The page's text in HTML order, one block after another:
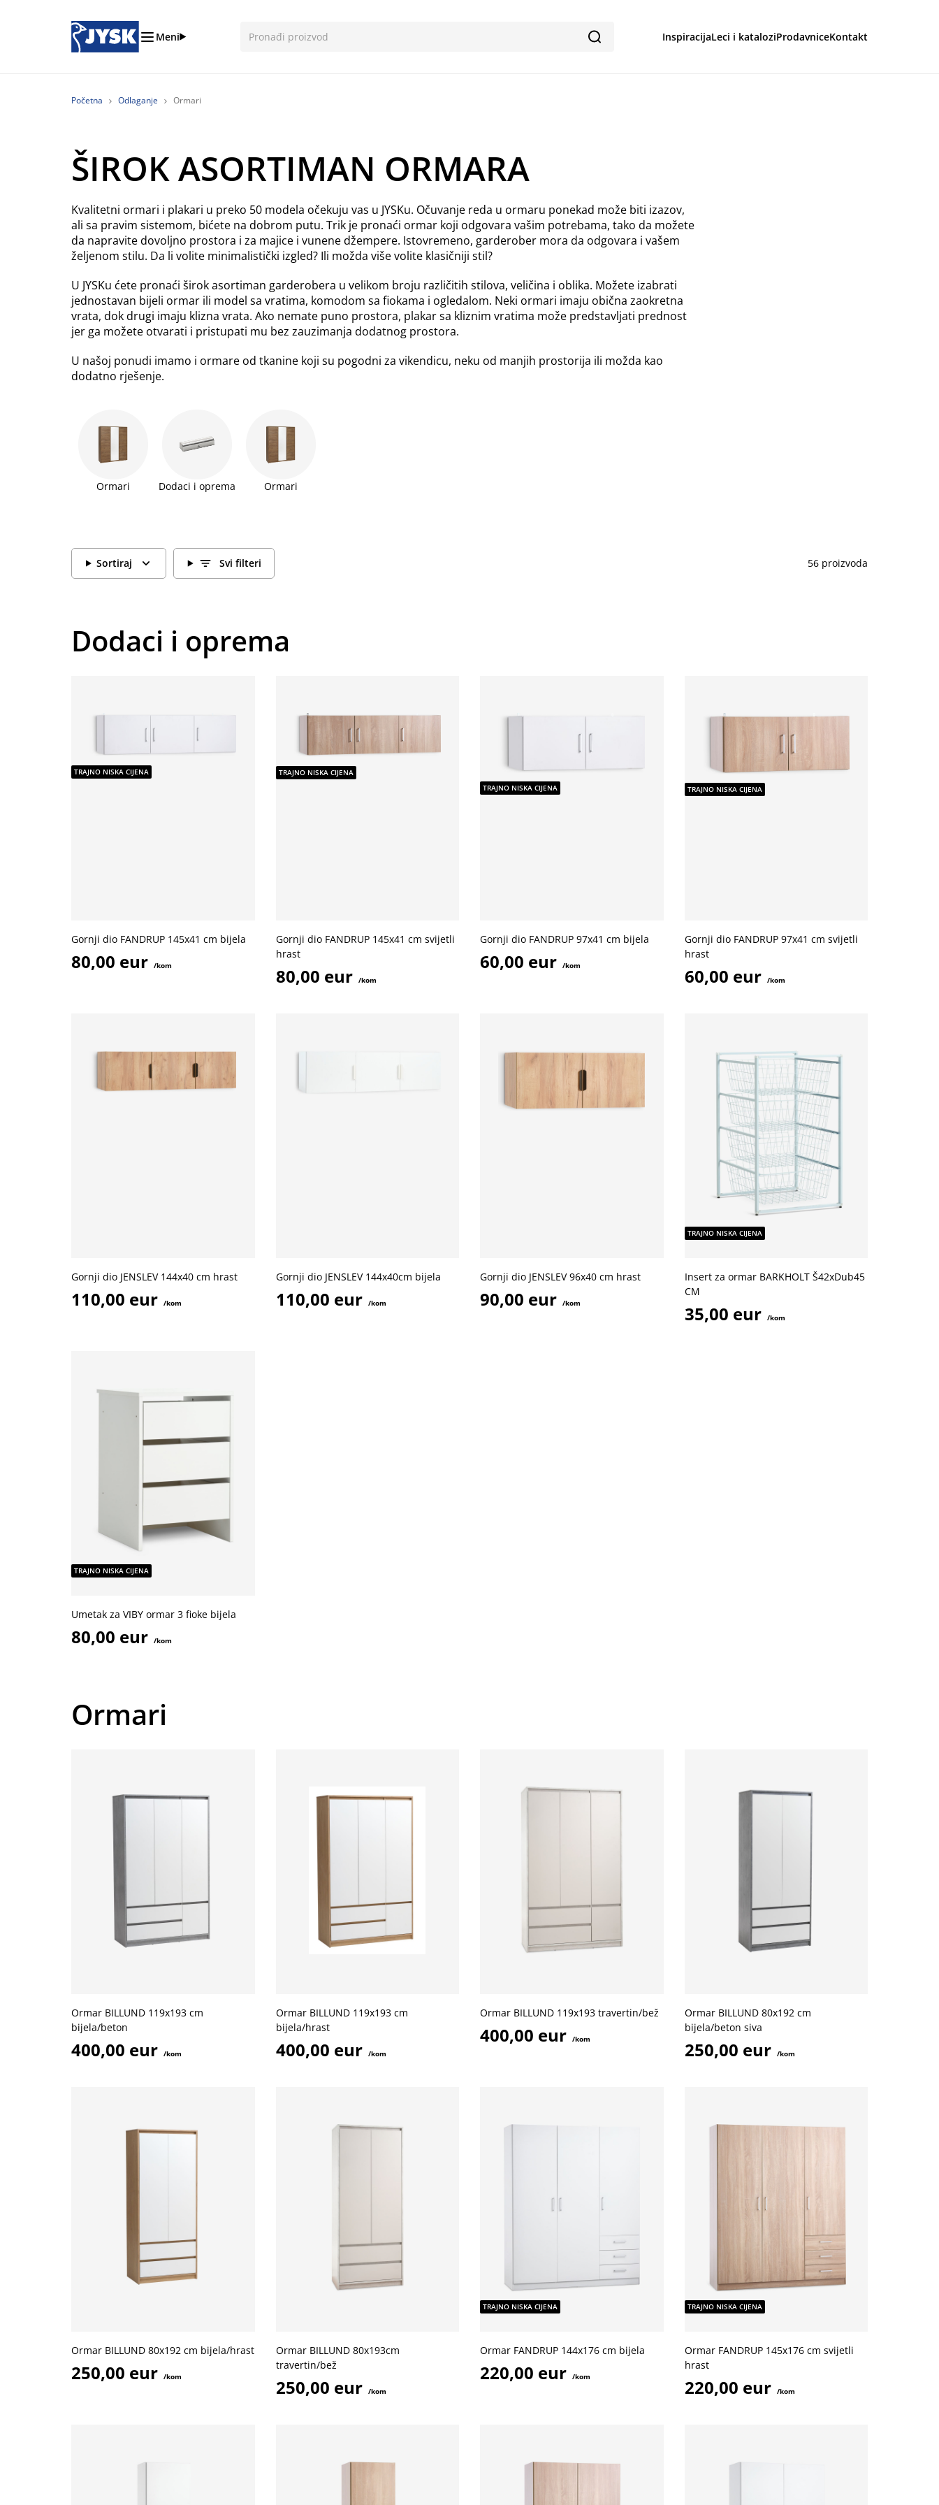
Meni InspiracijaLeci i kataloziProdavniceKontakt
Pretraga
Početna Odlaganje Ormari
ŠIROK ASORTIMAN ORMARA
Kvalitetni ormari i plakari u preko 50 modela očekuju vas u JYSKu. Očuvanje reda u ormaru ponekad može biti izazov,
ali sa pravim sistemom, bićete na dobrom putu. Trik je pronaći ormar koji odgovara vašim potrebama, tako da možete
da napravite dovoljno prostora i za majice i vunene džempere. Istovremeno, garderober mora da odgovara i vašem
željenom stilu. Da li volite minimalistički izgled? Ili možda više volite klasičniji stil?
U JYSKu ćete pronaći širok asortiman garderobera u velikom broju različitih stilova, veličina i oblika. Možete izabrati
jednostavan bijeli ormar ili model sa vratima, komodom sa fiokama i ogledalom. Neki ormari imaju obična zaokretna
vrata, dok drugi imaju klizna vrata. Ako nemate puno prostora, plakar sa kliznim vratima može predstavljati prednost
jer ga možete otvarati i pristupati mu bez zauzimanja dodatnog prostora.
U našoj ponudi imamo i ormare od tkanine koji su pogodni za vikendicu, neku od manjih prostorija ili možda kao
dodatno rješenje.
Ormari Dodaci i oprema Ormari
Sortiraj Svi filteri 56 proizvoda
Dodaci i oprema
TRAJNO NISKA CIJENA
Gornji dio FANDRUP 145x41 cm bijela
80,00 eur /kom
TRAJNO NISKA CIJENA
Gornji dio FANDRUP 145x41 cm svijetli
hrast
80,00 eur /kom
TRAJNO NISKA CIJENA
Gornji dio FANDRUP 97x41 cm bijela
60,00 eur /kom
TRAJNO NISKA CIJENA
Gornji dio FANDRUP 97x41 cm svijetli
hrast
60,00 eur /kom
Gornji dio JENSLEV 144x40 cm hrast
110,00 eur /kom
Gornji dio JENSLEV 144x40cm bijela
110,00 eur /kom
Gornji dio JENSLEV 96x40 cm hrast
90,00 eur /kom
TRAJNO NISKA CIJENA
Insert za ormar BARKHOLT Š42xDub45
CM
35,00 eur /kom
TRAJNO NISKA CIJENA
Umetak za VIBY ormar 3 fioke bijela
80,00 eur /kom
Ormari
Ormar BILLUND 119x193 cm
bijela/beton
400,00 eur /kom
Ormar BILLUND 119x193 cm
bijela/hrast
400,00 eur /kom
Ormar BILLUND 119x193 travertin/bež
400,00 eur /kom
Ormar BILLUND 80x192 cm
bijela/beton siva
250,00 eur /kom
Ormar BILLUND 80x192 cm bijela/hrast
250,00 eur /kom
Ormar BILLUND 80x193cm
travertin/bež
250,00 eur /kom
TRAJNO NISKA CIJENA
Ormar FANDRUP 144x176 cm bijela
220,00 eur /kom
TRAJNO NISKA CIJENA
Ormar FANDRUP 145x176 cm svijetli
hrast
220,00 eur /kom